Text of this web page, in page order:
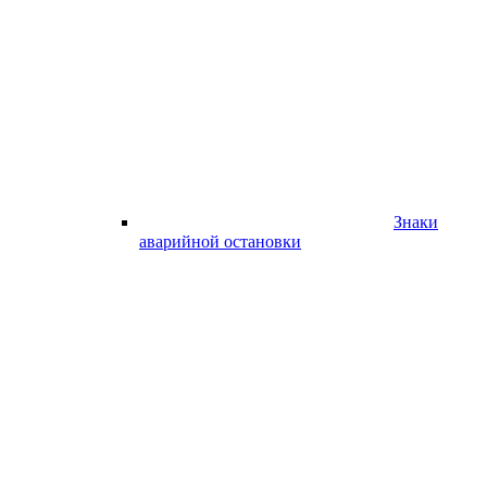
Знаки
аварийной остановки